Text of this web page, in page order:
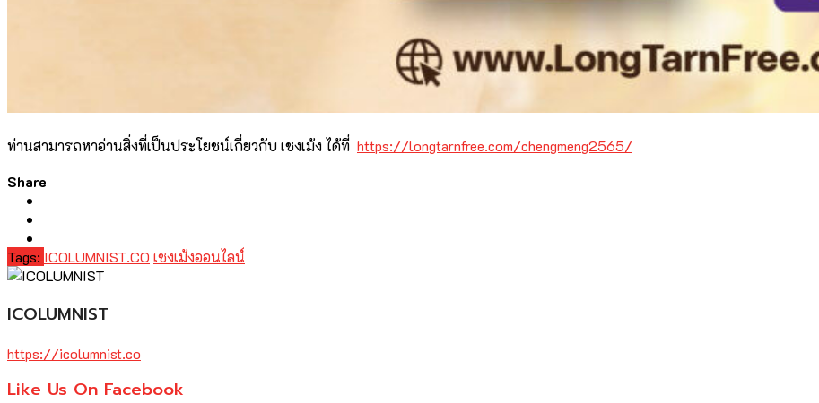
ท่านสามารถหาอ่านสิ่งที่เป็นประโยชน์เกี่ยวกับ เชงเม้ง ได้ที่ https://longtarnfree.com/chengmeng2565/
Share
Tags: ICOLUMNIST.CO เชงเม้งออนไลน์
ICOLUMNIST
https://icolumnist.co
Like Us On Facebook